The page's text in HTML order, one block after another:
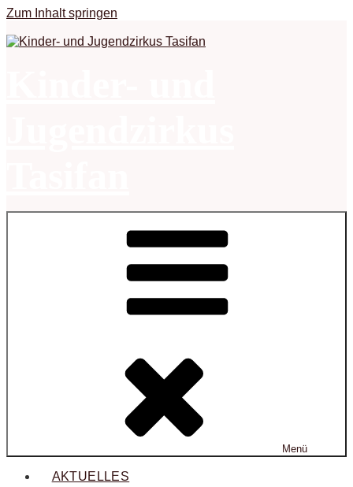
Zum Inhalt springen
Menü
AKTUELLES